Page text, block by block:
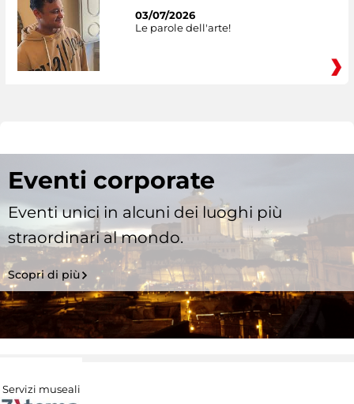
03/07/2026
Le parole dell'arte!
Eventi corporate
Eventi unici in alcuni dei luoghi più
straordinari al mondo.
Scopri di più
Servizi museali